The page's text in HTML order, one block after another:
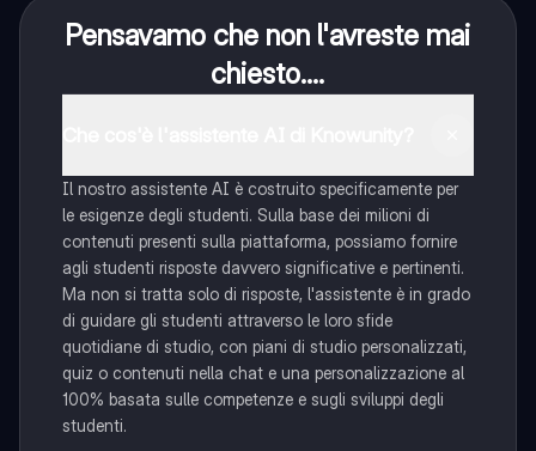
Pensavamo che non l'avreste mai
chiesto....
Il nostro assistente AI è costruito specificamente per
le esigenze degli studenti. Sulla base dei milioni di
contenuti presenti sulla piattaforma, possiamo fornire
agli studenti risposte davvero significative e pertinenti.
Ma non si tratta solo di risposte, l'assistente è in grado
di guidare gli studenti attraverso le loro sfide
quotidiane di studio, con piani di studio personalizzati,
quiz o contenuti nella chat e una personalizzazione al
100% basata sulle competenze e sugli sviluppi degli
studenti.